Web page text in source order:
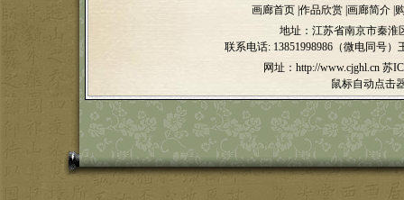
画廊首页 作品欣赏 画廊简介
地址：江苏省南京市秦淮
联系电话: 13851998986（微电同号）
网址：http://www.cjghl.cn 苏
鼠标自动点击